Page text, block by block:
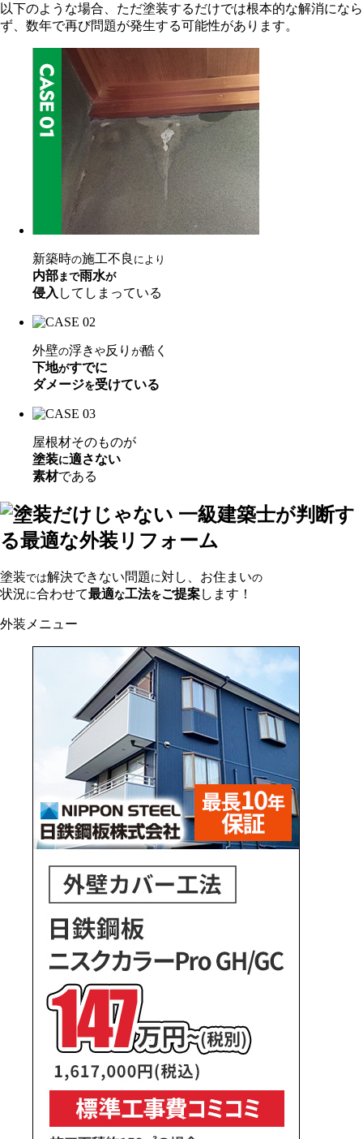
以下のような場合、ただ塗装するだけでは根本的な解消になら
ず、数年で再び問題が発生する可能性があります。
新築時の施工不良 により
内部まで雨水が
侵入 してしまっている
外壁の浮き や反り が酷く
下地がすでに
ダメージを受けている
屋根材そのものが
塗装に適さない
素材である
塗装では解決できない問題に対し、お住まいの
状況に合わせて最適な工法をご提案します！
外装メニュー